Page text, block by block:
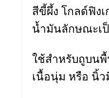
สีขี้ผึ้ง โกลด์ฟิงเ
น้ำมันลักษณะเ
ใช้สำหรับถูบนพื้
เนื้อนุ่ม หรือ นิ้